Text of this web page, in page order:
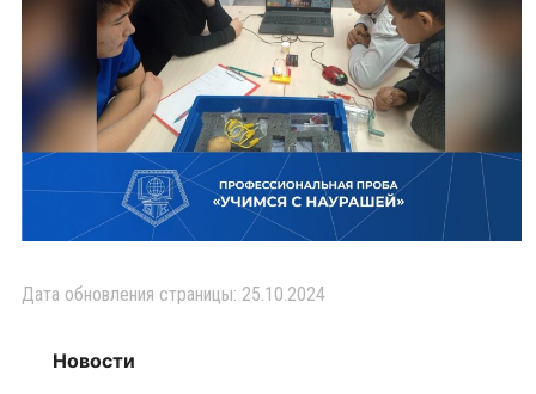
Дата обновления страницы: 25.10.2024
Новости